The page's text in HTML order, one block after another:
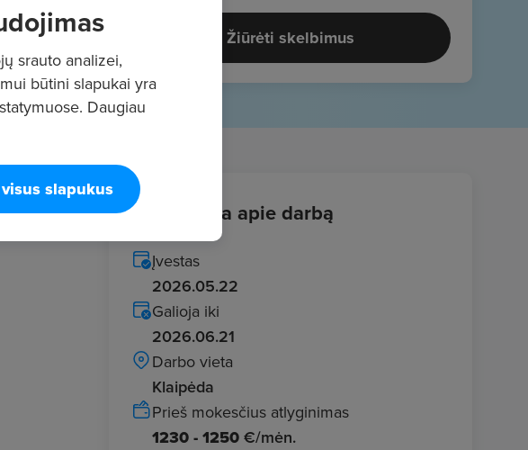
Žiūrėti skelbimus
Informacija apie darbą
Įvestas
2026.05.22
Galioja iki
2026.06.21
Darbo vieta
Klaipėda
Prieš mokesčius atlyginimas
1230 - 1250 €/mėn.
srauto analizei,
būtini slapukai yra
Daugiau
slapukus